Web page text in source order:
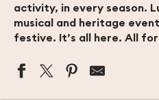
activity, in every season.
musical and heritage
festive. It’s all here. All